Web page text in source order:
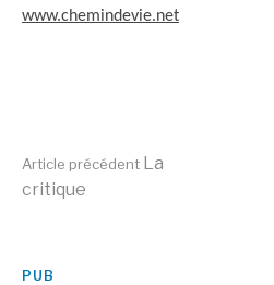
www.chemindevie.net
Lire
la
Article précédent La
critique
PUB